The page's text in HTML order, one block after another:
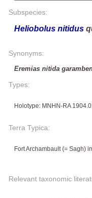
Subspecies:
Heliobolus nitidus
Synonyms:
Eremias nitida
Types:
Holotype: MNHN-RA
Terra Typica:
Fort Archambault (= Sagh)
Relevant taxonomic